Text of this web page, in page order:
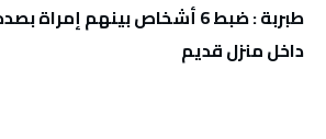
طبربة : ضبط 6 أشخاص بينهم
داخل منزل قديم